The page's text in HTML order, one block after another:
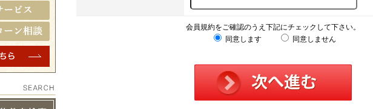
会員規約をご確認のうえ下記にチェックして下さい。
同意します
同意しません